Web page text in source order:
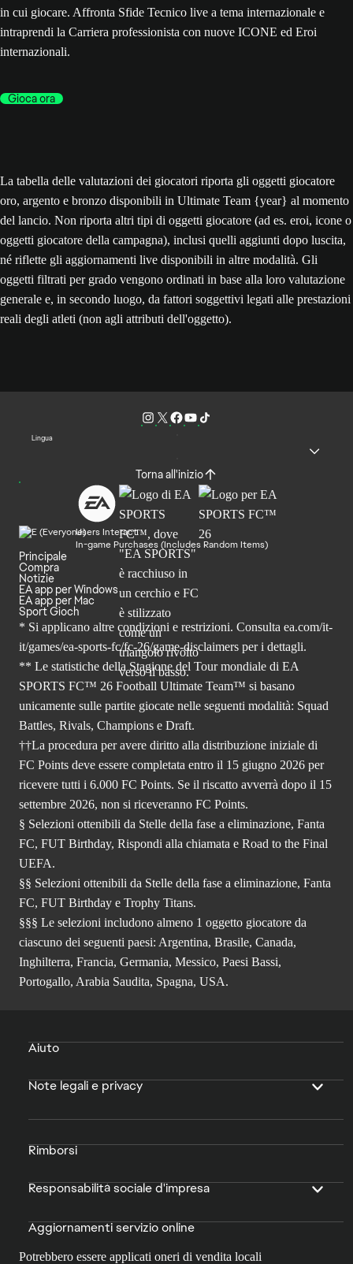
in cui giocare. Affronta Sfide Tecnico live a tema internazionale e
intraprendi la Carriera professionista con nuove ICONE ed Eroi
internazionali.
Gioca ora
La tabella delle valutazioni dei giocatori riporta gli oggetti giocatore
oro, argento e bronzo disponibili in Ultimate Team {year} al momento
del lancio. Non riporta altri tipi di oggetti giocatore (ad es. eroi, icone o
oggetti giocatore della campagna), inclusi quelli aggiunti dopo luscita,
né riflette gli aggiornamenti live disponibili in altre modalità. Gli
oggetti filtrati per grado vengono ordinati in base alla loro valutazione
generale e, in secondo luogo, da fattori soggettivi legati alle prestazioni
reali degli atleti (non agli attributi dell'oggetto).
Lingua
Torna all'inizio
Users Interact
In-game Purchases (Includes Random Items)
Principale
Compra
Notizie
EA app per Windows
EA app per Mac
Sport Gioch
* Si applicano altre condizioni e restrizioni. Consulta ea.com/it-
it/games/ea-sports-fc/fc-26/game-disclaimers per i dettagli.
** Le statistiche della Stagione del Tour mondiale di EA
SPORTS FC™ 26 Football Ultimate Team™ si basano
unicamente sulle partite giocate nelle seguenti modalità: Squad
Battles, Rivals, Champions e Draft.
††La procedura per avere diritto alla distribuzione iniziale di
FC Points deve essere completata entro il 15 giugno 2026 per
ricevere tutti i 6.000 FC Points. Se il riscatto avverrà dopo il 15
settembre 2026, non si riceveranno FC Points.
§ Selezioni ottenibili da Stelle della fase a eliminazione, Fanta
FC, FUT Birthday, Rispondi alla chiamata e Road to the Final
UEFA.
§§ Selezioni ottenibili da Stelle della fase a eliminazione, Fanta
FC, FUT Birthday e Trophy Titans.
§§§ Le selezioni includono almeno 1 oggetto giocatore da
ciascuno dei seguenti paesi: Argentina, Brasile, Canada,
Inghilterra, Francia, Germania, Messico, Paesi Bassi,
Portogallo, Arabia Saudita, Spagna, USA.
Aiuto
Note legali e privacy
Rimborsi
Responsabilità sociale d'impresa
Aggiornamenti servizio online
Potrebbero essere applicati oneri di vendita locali